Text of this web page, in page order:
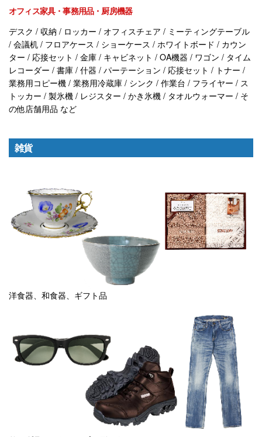
オフィス家具・事務用品・厨房機器
デスク / 収納 / ロッカー / オフィスチェア / ミーティングテーブル
/ 会議机 / フロアケース / ショーケース / ホワイトボード / カウン
ター / 応接セット / 金庫 / キャビネット / OA機器 / ワゴン / タイム
レコーダー / 書庫 / 什器 / パーテーション / 応接セット / トナー /
業務用コピー機 / 業務用冷蔵庫 / シンク / 作業台 / フライヤー / ス
トッカー / 製氷機 / レジスター / かき氷機 / タオルウォーマー / そ
の他店舗用品 など
雑貨
洋食器、和食器、ギフト品